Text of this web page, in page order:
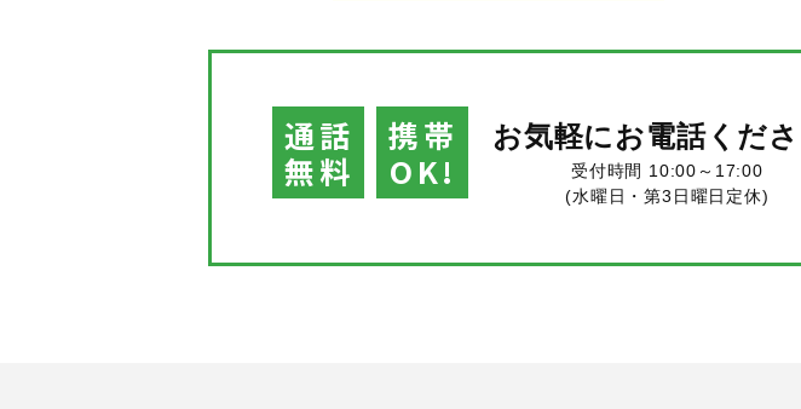
通話
無料
携帯
OK!
お気軽にお電話くだ
受付時間 10:00～17:00
(水曜日・第3日曜日定休)